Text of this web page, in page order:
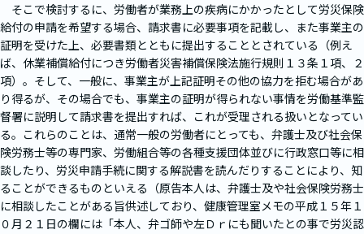
そこで検討するに、労働者が業務上の疾病にかかったとして労災保険
給付の申請を希望する場合、請求書に必要事項を記載し、また事業主の
証明を受けた上、必要書類とともに提出することとされている（例え
ば、休業補償給付につき労働者災害補償保険法施行規則１３条１項、２
項）。そして、一般に、事業主が上記証明その他の協力を拒む場合があ
り得るが、その場合でも、事業主の証明が得られない事情を労働基準監
督署に説明して請求書を提出すれば、これが受理される扱いとなってい
る。これらのことは、通常一般の労働者にとっても、弁護士及び社会保
険労務士等の専門家、労働組合等の各種支援団体並びに行政窓口等に相
談したり、労災申請手続に関する解説書を読んだりすることにより、知
ることができるものといえる（原告本人は、弁護士及や社会保険労務士
に相談したことがある旨供述しており、健康管理室メモの平成１５年１
０月２１日の欄には「本人、弁ゴ師や左Ｄｒにも聞いたとの事で労災認